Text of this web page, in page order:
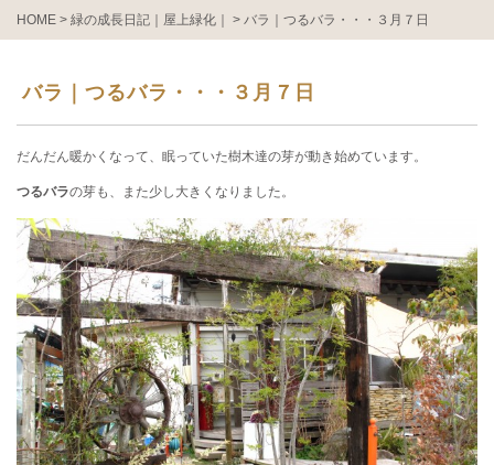
HOME > 緑の成長日記｜屋上緑化｜ > バラ｜つるバラ・・・３月７日
バラ｜つるバラ・・・３月７日
だんだん暖かくなって、眠っていた樹木達の芽が動き始めています。
つるバラの芽も、また少し大きくなりました。